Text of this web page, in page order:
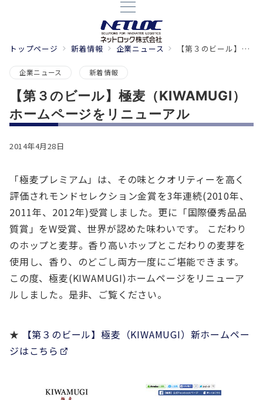
トップページ 新着情報 企業ニュース 【第３のビール】極麦（KIWAMUGI）ホームページをリニューアル
企業ニュース 新着情報
【第３のビール】極麦（KIWAMUGI）
ホームページをリニューアル
2014年4月28日
「極麦プレミアム」は、その味とクオリティーを高く
評価されモンドセレクション金賞を3年連続(2010年、
2011年、2012年)受賞しました。更に「国際優秀品品
質賞」をW受賞、世界が認めた味わいです。 こだわり
のホップと麦芽。香り高いホップとこだわりの麦芽を
使用し、香り、のどごし両方一度にご堪能できます。
この度、極麦(KIWAMUGI)ホームページをリニューア
ルしました。是非、ご覧ください。
★
【第３のビール】極麦（KIWAMUGI）新ホームペー
ジはこちら